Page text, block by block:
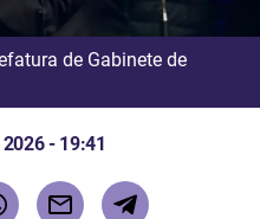
de Gabinete de
- 19:41